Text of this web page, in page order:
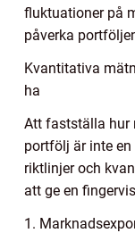
fluktuationer på
påverka
Kvantitativa
ha
Att fastställa hur
portfölj är inte
riktlinjer och
att ge en
1.